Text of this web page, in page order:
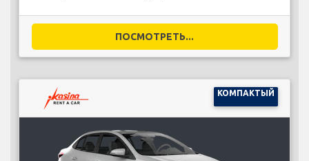
ПОСМОТРЕТЬ...
КОМПАКТЫЙ